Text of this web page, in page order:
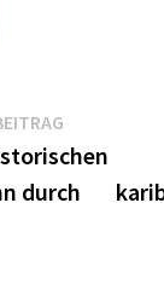
Vorheriger
Beitrag:
durch